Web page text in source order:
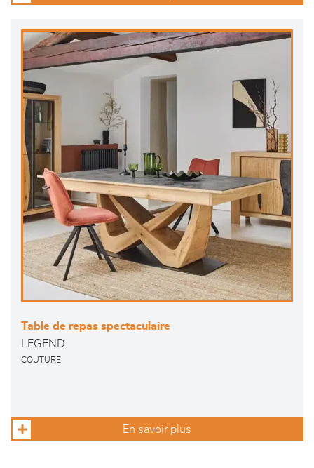
Table de repas spectaculaire
LEGEND
COUTURE
En savoir plus